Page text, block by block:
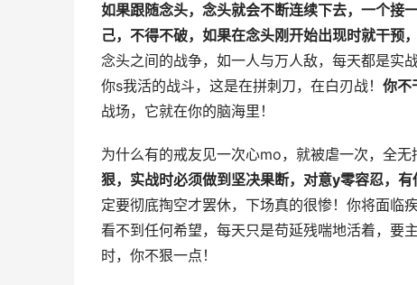
如果跟随念头，念头就会不断连续下去，一个接
己，不得不破，如果在念头刚开始出现时就干预
念头之间的战争，如一人与万人敌，每天都是实
你s我活的战斗，这是在拼刺刀，在白刃战！ 你不
战场，它就在你的脑海里！
为什么有的戒友见一次心mo，就被虐一次，全无
狠，实战时必须做到坚决果断，对意y零容忍，有
定要彻底掏空才罢休，下场真的很惨！你将面临
看不到任何希望，每天只是苟延残喘地活着，要
时，你不狠一点！